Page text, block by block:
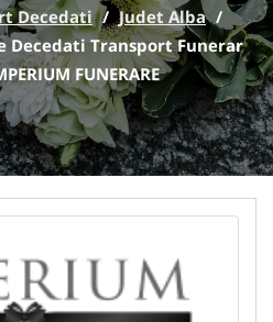
Decedati / Judet Alba /
Decedati Transport Funerar
FUNERARE